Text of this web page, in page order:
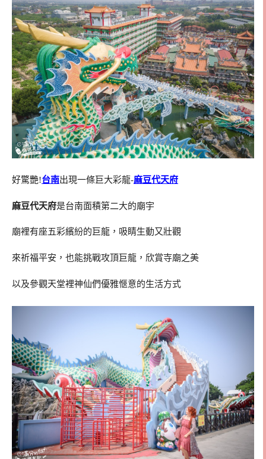
好驚艷!台南出現一條巨大彩龍-麻豆代天府
麻豆代天府是台南面積第二大的廟宇
廟裡有座五彩繽紛的巨龍，吸睛生動又壯觀
來祈福平安，也能挑戰攻頂巨龍，欣賞寺廟之美
以及參觀天堂裡神仙們優雅愜意的生活方式